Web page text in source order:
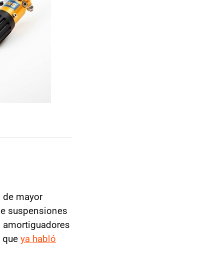
de mayor
suspensiones
ya habló